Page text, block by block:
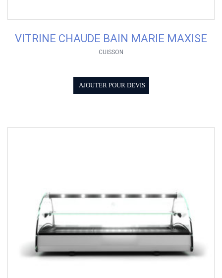
VITRINE CHAUDE BAIN MARIE MAXISE
CUISSON
AJOUTER POUR DEVIS